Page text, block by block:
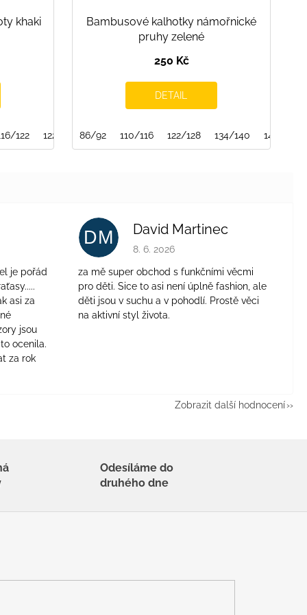
khaki
122 122/128 152/158
Bambusové kalhotky námořnické
pruhy zelené
250 Kč
DETAIL
86/92 110/116 122/128 134/140 146/152
4 z 5 hvězdiček.
je pořád
asi za
jsou
ocenila.
za rok
DM David Martinec
Hodnocení obchodu je 5 z 5 hvězdiček.
8. 6. 2026
za mě super obchod s funkčními věcmi
pro děti. Sice to asi není úplně fashion, ale
děti jsou v suchu a v pohodlí. Prostě věci
na aktivní styl života.
Zobrazit další hodnocení
Odesíláme do
druhého dne